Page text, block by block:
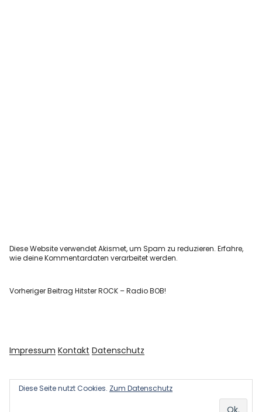
Diese Website verwendet Akismet, um Spam zu reduzieren.Erfahre,
wie deine Kommentardaten verarbeitet werden.
Vorheriger Beitrag Hitster ROCK – Radio BOB!
Impressum Kontakt Datenschutz
Diese Seite nutzt Cookies. Zum Datenschutz